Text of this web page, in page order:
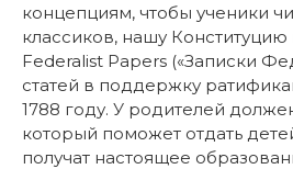
концепциям, чтобы ученики
классиков, нашу
Federalist Papers («Записки
статей в поддержку
1788 году. У родителей
который поможет отдать
получат настоящее